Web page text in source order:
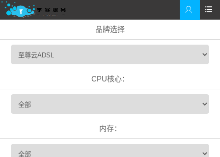


品牌选择
CPU核心：
内存：